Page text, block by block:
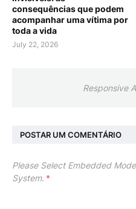
consequências que podem
acompanhar uma vítima por
toda a vida
July 22, 2026
Responsive
POSTAR UM COMENTÁRIO
Please Select Embedded
System. *